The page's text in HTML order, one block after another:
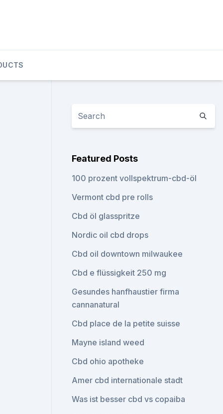
Featured Posts
100 prozent vollspektrum-cbd-öl
Vermont cbd pre rolls
Cbd öl glasspritze
Nordic oil cbd drops
Cbd oil downtown milwaukee
Cbd e flüssigkeit 250 mg
Gesundes hanfhaustier firma
cannanatural
Cbd place de la petite suisse
Mayne island weed
Cbd ohio apotheke
Amer cbd internationale stadt
Was ist besser cbd vs copaiba